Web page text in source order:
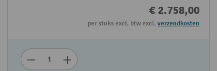
€ 2.758,00
per stuks excl. btw excl. verzendkosten